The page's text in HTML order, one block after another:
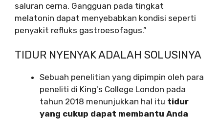
saluran cerna. Gangguan pada tingkat
melatonin dapat menyebabkan kondisi seperti
penyakit refluks gastroesofagus.”
TIDUR NYENYAK ADALAH SOLUSINYA
Sebuah penelitian yang dipimpin oleh para
peneliti di King's College London pada
tahun 2018 menunjukkan hal itu tidur
yang cukup dapat membantu Anda